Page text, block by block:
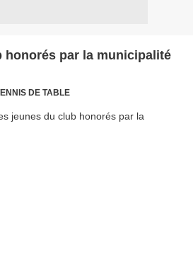
honorés par la municipalité
DE TABLE